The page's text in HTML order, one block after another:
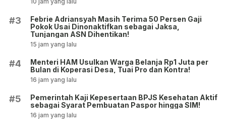
#3
Febrie Adriansyah Masih Terima 50 Persen Gaji
Pokok Usai Dinonaktifkan sebagai Jaksa,
Tunjangan ASN Dihentikan!
15 jam yang lalu
#4
Menteri HAM Usulkan Warga Belanja Rp1 Juta per
Bulan di Koperasi Desa, Tuai Pro dan Kontra!
16 jam yang lalu
#5
Pemerintah Kaji Kepesertaan BPJS Kesehatan Aktif
sebagai Syarat Pembuatan Paspor hingga SIM!
16 jam yang lalu